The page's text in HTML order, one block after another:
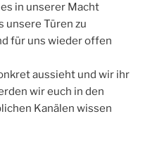
in unserer Macht
unsere Türen zu
für uns wieder offen
aussieht und wir ihr
wir euch in den
Kanälen wissen